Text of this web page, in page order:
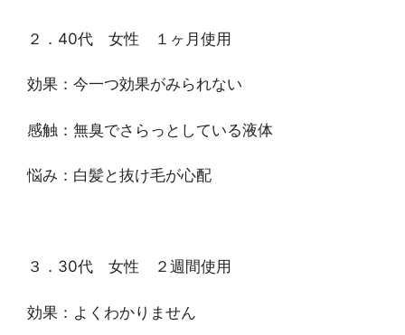
２．40代 女性 １ヶ月使用
効果：今一つ効果がみられない
感触：無臭でさらっとしている液体
悩み：白髪と抜け毛が心配
３．30代 女性 ２週間使用
効果：よくわかりません